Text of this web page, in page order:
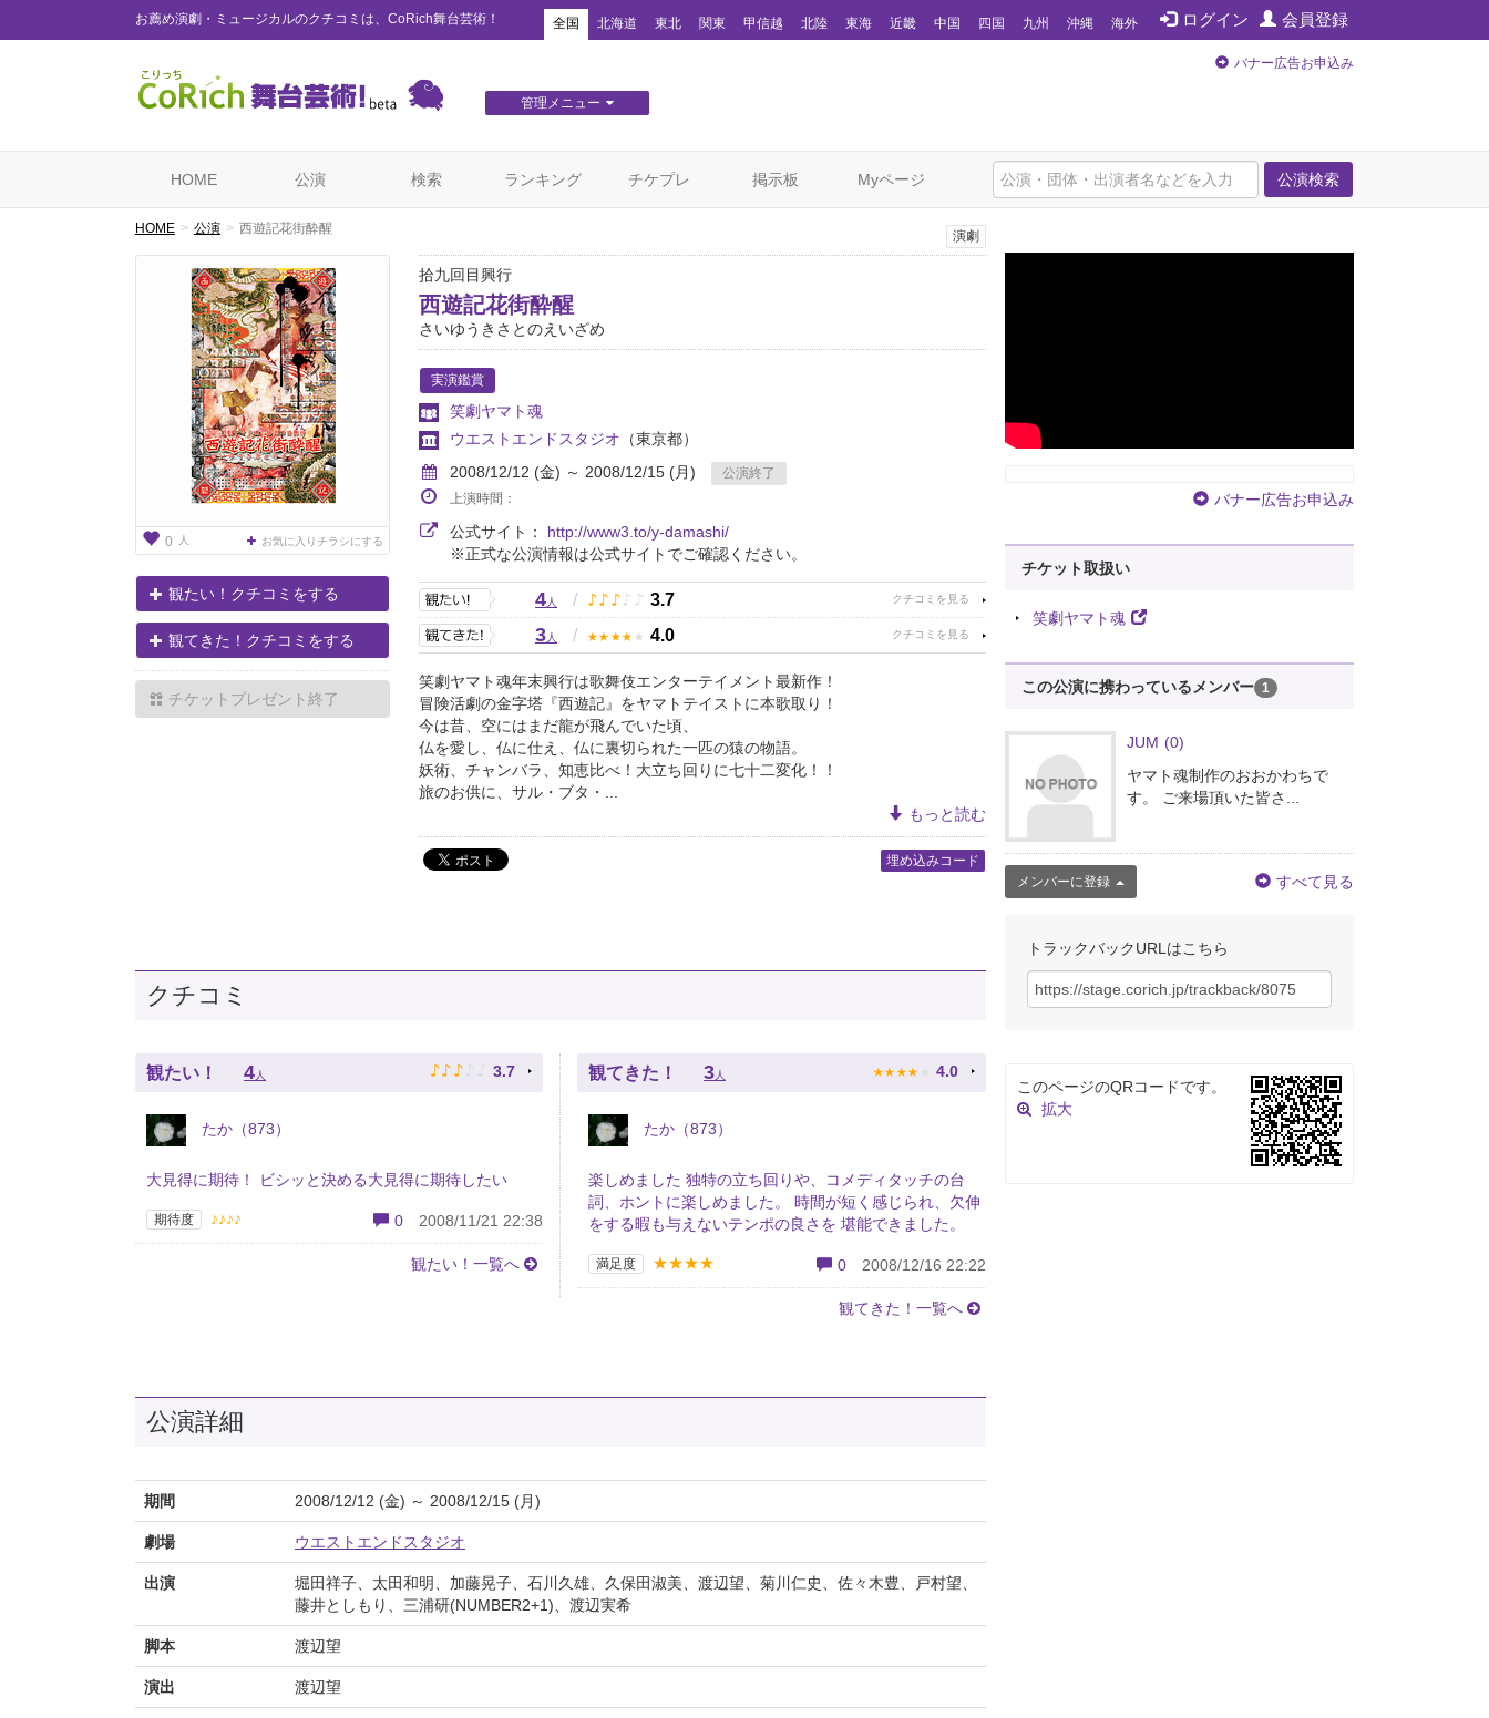
お薦め演劇・ミュージカルのクチコミは、CoRich舞台芸術！ ログイン 会員登録
全国 北海道 東北 関東 甲信越 北陸 東海 近畿 中国 四国 九州 沖縄 海外
管理メニュー
バナー広告お申込み
公演検索
HOME 公演 検索 ランキング チケプレ 掲示板 Myページ
HOME 公演 西遊記花街酔醒
0 人 お気に入りチラシにする
観たい！クチコミをする
観てきた！クチコミをする
チケットプレゼント終了
演劇
拾九回目興行
西遊記花街酔醒
さいゆうきさとのえいざめ
実演鑑賞
笑劇ヤマト魂
ウエストエンドスタジオ （東京都）
2008/12/12 (金) ～ 2008/12/15 (月)
公演終了
上演時間：
公式サイト： http://www3.to/y-damashi/
※正式な公演情報は公式サイトでご確認ください。
4人 / ♪ ♪ ♪ ♪ ♪ 3.7
3人 / ★ ★ ★ ★ ★ 4.0
笑劇ヤマト魂年末興行は歌舞伎エンターテイメント最新作！
冒険活劇の金字塔『西遊記』をヤマトテイストに本歌取り！
今は昔、空にはまだ龍が飛んでいた頃、
仏を愛し、仏に仕え、仏に裏切られた一匹の猿の物語。
妖術、チャンバラ、知恵比べ！大立ち回りに七十二変化！！
旅のお供に、サル・ブタ・...
もっと読む
埋め込みコード
クチコミ
観たい！ 4 人 ♪ ♪ ♪ ♪ ♪ 3.7
たか（873）
大見得に期待！ ビシッと決める大見得に期待したい
期待度 ♪♪♪♪ 0 2008/11/21 22:38
観たい！一覧へ
観てきた！ 3 人 ★ ★ ★ ★ ★ 4.0
たか（873）
楽しめました 独特の立ち回りや、コメディタッチの台
詞、ホントに楽しめました。 時間が短く感じられ、欠伸
をする暇も与えないテンポの良さを 堪能できました。
満足度 ★★★★ 0 2008/12/16 22:22
観てきた！一覧へ
公演詳細
期間 2008/12/12 (金) ～ 2008/12/15 (月)
劇場 ウエストエンドスタジオ
出演
堀田祥子、太田和明、加藤晃子、石川久雄、久保田淑美、渡辺望、菊川仁史、佐々木豊、戸村望、
藤井としもり、三浦研(NUMBER2+1)、渡辺実希
脚本 渡辺望
演出 渡辺望
バナー広告お申込み
チケット取扱い
笑劇ヤマト魂
この公演に携わっているメンバー 1
JUM (0)
ヤマト魂制作のおおかわちで
す。 ご来場頂いた皆さ...
メンバーに登録 すべて見る
トラックバックURLはこちら
このページのQRコードです。
拡大